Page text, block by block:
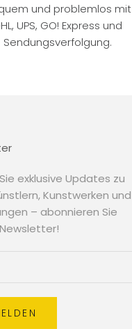
und problemlos mit
UPS, GO! Express und
Sendungsverfolgung.
exklusive Updates zu
Kunstwerken und
– abonnieren Sie